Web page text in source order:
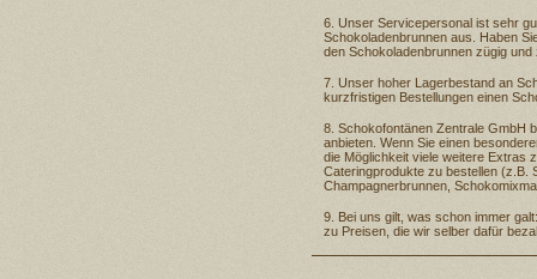
Unser Servicepersonal ist sehr
Schokoladenbrunnen aus. Haben
den Schokoladenbrunnen zügig
Unser hoher Lagerbestand an
kurzfristigen Bestellungen einen
Schokofontänen Zentrale GmbH
anbieten. Wenn Sie einen
die Möglichkeit viele weitere Extras
Cateringprodukte zu bestellen (z.B.
Champagnerbrunnen,
Bei uns gilt, was schon immer
zu Preisen, die wir selber dafür